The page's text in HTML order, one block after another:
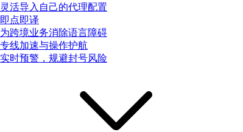
灵活导入自己的代理配置
即点即译
为跨境业务消除语言障碍
专线加速与操作护航
实时预警，规避封号风险